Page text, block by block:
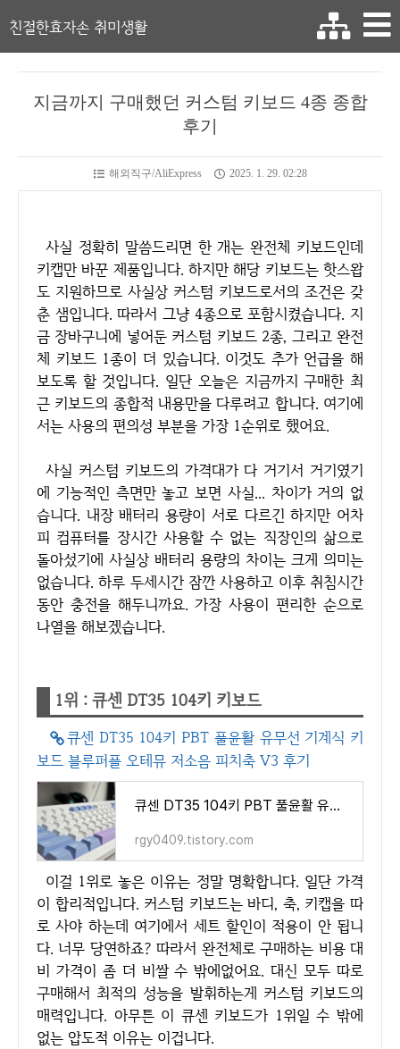
친절한효자손 취미생활
지금까지 구매했던 커스텀 키보드 4종 종합
후기
해외직구/AliExpress 2025. 1. 29. 02:28
사실 정확히 말씀드리면 한 개는 완전체 키보드인데
키캡만 바꾼 제품입니다. 하지만 해당 키보드는 핫스왑
도 지원하므로 사실상 커스텀 키보드로서의 조건은 갖
춘 샘입니다. 따라서 그냥 4종으로 포함시켰습니다. 지
금 장바구니에 넣어둔 커스텀 키보드 2종, 그리고 완전
체 키보드 1종이 더 있습니다. 이것도 추가 언급을 해
보도록 할 것입니다. 일단 오늘은 지금까지 구매한 최
근 키보드의 종합적 내용만을 다루려고 합니다. 여기에
서는 사용의 편의성 부분을 가장 1순위로 했어요.
사실 커스텀 키보드의 가격대가 다 거기서 거기였기
에 기능적인 측면만 놓고 보면 사실... 차이가 거의 없
습니다. 내장 배터리 용량이 서로 다르긴 하지만 어차
피 컴퓨터를 장시간 사용할 수 없는 직장인의 삶으로
돌아섰기에 사실상 배터리 용량의 차이는 크게 의미는
없습니다. 하루 두세시간 잠깐 사용하고 이후 취침시간
동안 충전을 해두니까요. 가장 사용이 편리한 순으로
나열을 해보겠습니다.
1위 : 큐센 DT35 104키 키보드
큐센 DT35 104키 PBT 풀윤활 유무선 기계식 키
보드 블루퍼플 오테뮤 저소음 피치축 V3 후기
큐센 DT35 104키 PBT 풀윤활 유무선 기계식 키보드 블루퍼플 오테뮤 저소음 피치축 V3 후기
rgy0409.tistory.com
이걸 1위로 놓은 이유는 정말 명확합니다. 일단 가격
이 합리적입니다. 커스텀 키보드는 바디, 축, 키캡을 따
로 사야 하는데 여기에서 세트 할인이 적용이 안 됩니
다. 너무 당연하죠? 따라서 완전체로 구매하는 비용 대
비 가격이 좀 더 비쌀 수 밖에없어요. 대신 모두 따로
구매해서 최적의 성능을 발휘하는게 커스텀 키보드의
매력입니다. 아무튼 이 큐센 키보드가 1위일 수 밖에
없는 압도적 이유는 이겁니다.